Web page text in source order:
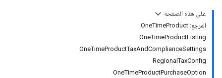
على هذه الصفحة
المرجع: OneTimeProduct
OneTimeProductListing
OneTimeProductTaxAndComplianceSettings
RegionalTaxConfig
OneTimeProductPurchaseOption